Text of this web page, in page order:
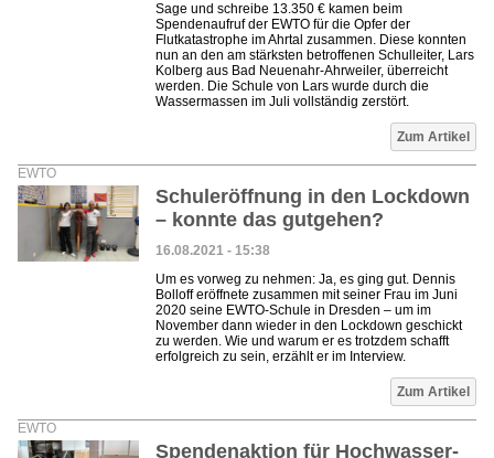
Sage und schreibe 13.350 € kamen beim
Spendenaufruf der EWTO für die Opfer der
Flutkatastrophe im Ahrtal zusammen. Diese konnten
nun an den am stärksten betroffenen Schulleiter, Lars
Kolberg aus Bad Neuenahr-Ahrweiler, überreicht
werden. Die Schule von Lars wurde durch die
Wassermassen im Juli vollständig zerstört.
Zum Artikel
EWTO
Schuleröffnung in den Lockdown
– konnte das gutgehen?
16.08.2021 - 15:38
Um es vorweg zu nehmen: Ja, es ging gut. Dennis
Bolloff eröffnete zusammen mit seiner Frau im Juni
2020 seine EWTO-Schule in Dresden – um im
November dann wieder in den Lockdown geschickt
zu werden. Wie und warum er es trotzdem schafft
erfolgreich zu sein, erzählt er im Interview.
Zum Artikel
EWTO
Spendenaktion für Hochwasser-